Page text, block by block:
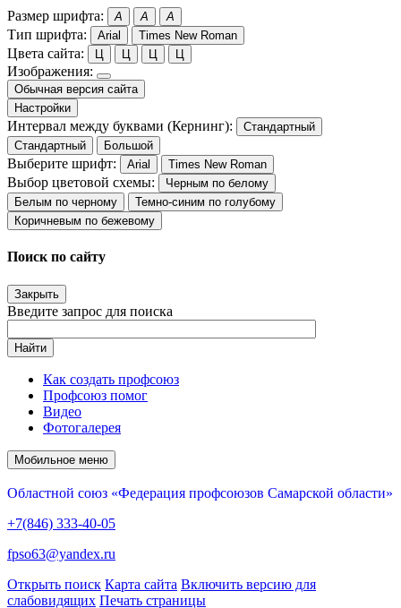
Размер шрифта: A A A
Тип шрифта: Arial Times New Roman
Цвета сайта: Ц Ц Ц Ц
Изображения:
Обычная версия сайта
Настройки
Интервал между буквами (Кернинг):
Стандартный
Стандартный
Большой
Выберите шрифт: Arial Times New Roman
Выбор цветовой схемы:
Черным по белому
Белым по черному
Темно-синим по голубому
Коричневым по бежевому
Поиск по сайту
Закрыть
Введите запрос для поиска
Найти
Как создать профсоюз
Профсоюз помог
Видео
Фотогалерея
Мобильное меню
Областной союз «Федерация профсоюзов Самарской области»
+7(846) 333-40-05
fpso63@yandex.ru
Открыть поиск Карта сайта Включить версию для
слабовидящих Печать страницы